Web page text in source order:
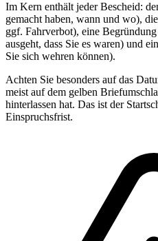
Im Kern enthält jeder Bescheid:
gemacht haben, wann und wo),
ggf. Fahrverbot), eine
ausgeht, dass Sie es waren) und
Sie sich wehren können).
Achten Sie besonders auf das
meist auf dem gelben
hinterlassen hat. Das ist der
Einspruchsfrist.